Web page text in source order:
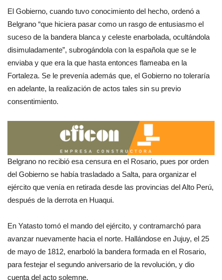
El Gobierno, cuando tuvo conocimiento del hecho, ordenó a
Belgrano “que hiciera pasar como un rasgo de entusiasmo el
suceso de la bandera blanca y celeste enarbolada, ocultándola
disimuladamente”, subrogándola con la española que se le
enviaba y que era la que hasta entonces flameaba en la
Fortaleza. Se le prevenía además que, el Gobierno no toleraría
en adelante, la realización de actos tales sin su previo
consentimiento.
Belgrano no recibió esa censura en el Rosario, pues por orden
del Gobierno se había trasladado a Salta, para organizar el
ejército que venía en retirada desde las provincias del Alto Perú,
después de la derrota en Huaqui.
En Yatasto tomó el mando del ejército, y contramarchó para
avanzar nuevamente hacia el norte. Hallándose en Jujuy, el 25
de mayo de 1812, enarboló la bandera formada en el Rosario,
para festejar el segundo aniversario de la revolución, y dio
cuenta del acto solemne.